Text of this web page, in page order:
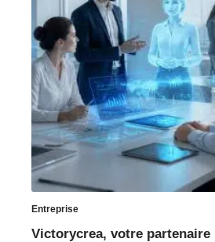
Entreprise
Victorycrea, votre